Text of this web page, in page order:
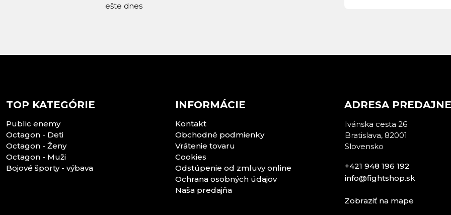
ešte dnes
TOP KATEGÓRIE
Public enemy
Octagon - Deti
Octagon - Ženy
Octagon - Muži
Bojové športy - výbava
INFORMÁCIE
Kontakt
Obchodné podmienky
Vrátenie tovaru
Cookies
Odstúpenie od zmluvy online
Ochrana osobných údajov
Naša predajňa
ADRESA PREDAJNE
Ivánska cesta 26
Bratislava, 82001
Slovensko
+421 948 196 192
info@fightshop.sk
Zobraziť na mape